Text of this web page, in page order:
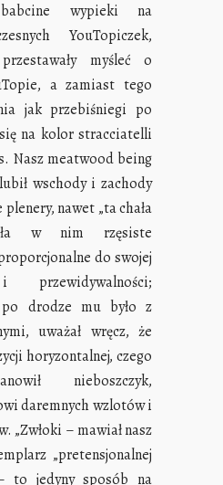
wypieki na
YouTopiczek,
myśleć o
a zamiast tego
jak przebiśniegi po
na kolor stracciatelli
Nasz meatwood being
wschody i zachody
nawet „ta chała
w nim rzęsiste
do swojej
przewidywalności;
drodze mu było z
uważał wręcz, że
horyzontalnej, czego
nieboszczyk,
daremnych wzlotów i
„Zwłoki – mawiał nasz
„pretensjonalnej
to jedyny sposób na